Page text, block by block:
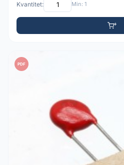
Kvantitet: Min: 1
PDF